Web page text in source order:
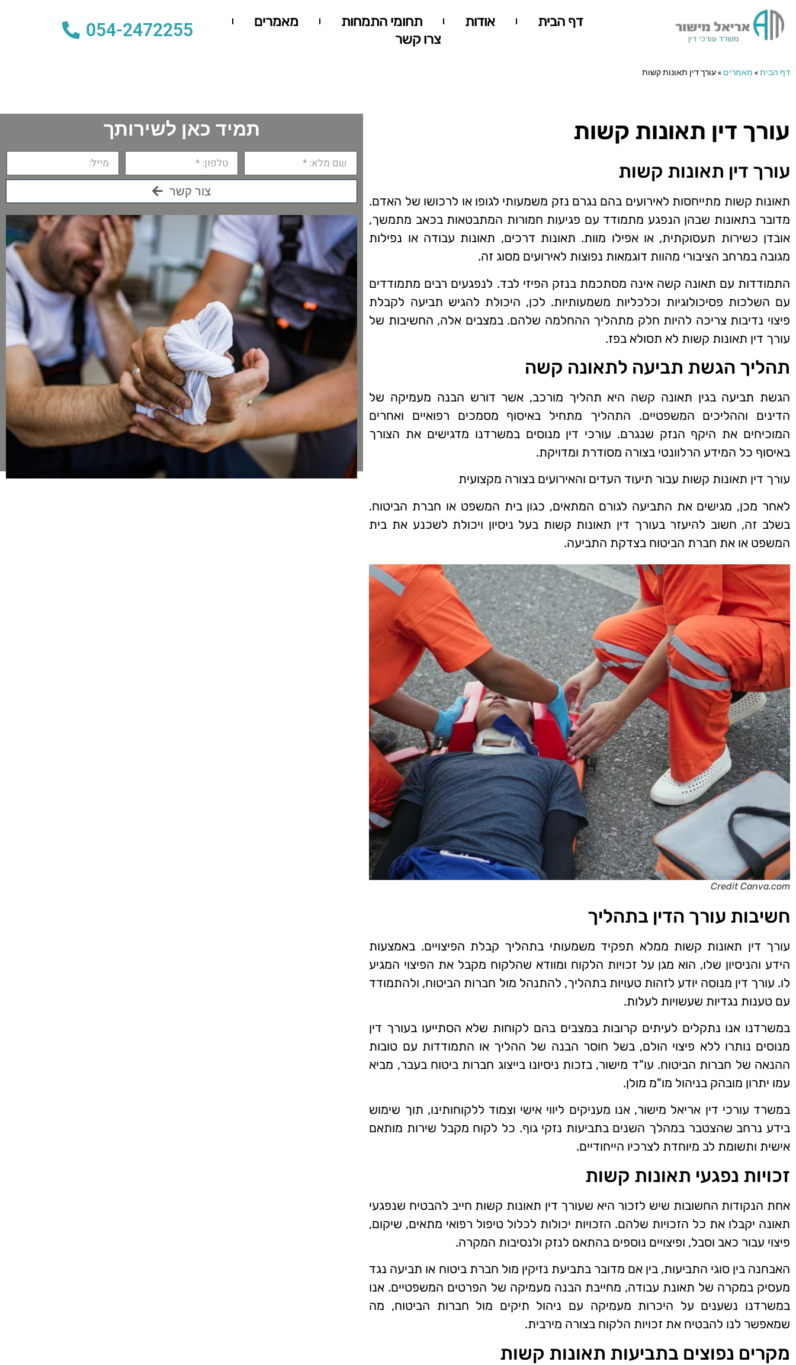
דף הבית אודות תחומי התמחות
מאמרים
צרו קשר
054-2472255
דף הבית» מאמרים »עורך דין תאונות קשות
עורך דין תאונות קשות
עורך דין תאונות קשות
תאונות קשות מתייחסות לאירועים בהם נגרם נזק משמעותי לגופו או לרכושו של האדם.
מדובר בתאונות שבהן הנפגע מתמודד עם פגיעות חמורות המתבטאות בכאב מתמשך,
אובדן כשירות תעסוקתית, או אפילו מוות. תאונות דרכים, תאונות עבודה או נפילות
מגובה במרחב הציבורי מהוות דוגמאות נפוצות לאירועים מסוג זה.
התמודדות עם תאונה קשה אינה מסתכמת בנזק הפיזי לבד. לנפגעים רבים מתמודדים
עם השלכות פסיכולוגיות וכלכליות משמעותיות. לכן, היכולת להגיש תביעה לקבלת
פיצוי נדיבות צריכה להיות חלק מתהליך ההחלמה שלהם. במצבים אלה, החשיבות של
עורך דין תאונות קשות לא תסולא בפז.
תהליך הגשת תביעה לתאונה קשה
הגשת תביעה בגין תאונה קשה היא תהליך מורכב, אשר דורש הבנה מעמיקה של
הדינים וההליכים המשפטיים. התהליך מתחיל באיסוף מסמכים רפואיים ואחרים
המוכיחים את היקף הנזק שנגרם. עורכי דין מנוסים במשרדנו מדגישים את הצורך
באיסוף כל המידע הרלוונטי בצורה מסודרת ומדויקת.
עורך דין תאונות קשות עבור תיעוד העדים והאירועים בצורה מקצועית
לאחר מכן, מגישים את התביעה לגורם המתאים, כגון בית המשפט או חברת הביטוח.
בשלב זה, חשוב להיעזר בעורך דין תאונות קשות בעל ניסיון ויכולת לשכנע את בית
המשפט או את חברת הביטוח בצדקת התביעה.
Credit Canva.com
חשיבות עורך הדין בתהליך
עורך דין תאונות קשות ממלא תפקיד משמעותי בתהליך קבלת הפיצויים. באמצעות
הידע והניסיון שלו, הוא מגן על זכויות הלקוח ומוודא שהלקוח מקבל את הפיצוי המגיע
לו. עורך דין מנוסה יודע לזהות טעויות בתהליך, להתנהל מול חברות הביטוח, ולהתמודד
עם טענות נגדיות שעשויות לעלות.
במשרדנו אנו נתקלים לעיתים קרובות במצבים בהם לקוחות שלא הסתייעו בעורך דין
מנוסים נותרו ללא פיצוי הולם, בשל חוסר הבנה של ההליך או התמודדות עם טובות
ההנאה של חברות הביטוח. עו"ד מישור, בזכות ניסיונו בייצוג חברות ביטוח בעבר, מביא
עמו יתרון מובהק בניהול מו"מ מולן.
במשרד עורכי דין אריאל מישור, אנו מעניקים ליווי אישי וצמוד ללקוחותינו, תוך שימוש
בידע נרחב שהצטבר במהלך השנים בתביעות נזקי גוף. כל לקוח מקבל שירות מותאם
אישית ותשומת לב מיוחדת לצרכיו הייחודיים.
זכויות נפגעי תאונות קשות
אחת הנקודות החשובות שיש לזכור היא שעורך דין תאונות קשות חייב להבטיח שנפגעי
תאונה יקבלו את כל הזכויות שלהם. הזכויות יכולות לכלול טיפול רפואי מתאים, שיקום,
פיצוי עבור כאב וסבל, ופיצויים נוספים בהתאם לנזק ולנסיבות המקרה.
האבחנה בין סוגי התביעות, בין אם מדובר בתביעת נזיקין מול חברת ביטוח או תביעה נגד
מעסיק במקרה של תאונת עבודה, מחייבת הבנה מעמיקה של הפרטים המשפטיים. אנו
במשרדנו נשענים על היכרות מעמיקה עם ניהול תיקים מול חברות הביטוח, מה
שמאפשר לנו להבטיח את זכויות הלקוח בצורה מירבית.
מקרים נפוצים בתביעות תאונות קשות
תמיד כאן לשירותך
צור קשר